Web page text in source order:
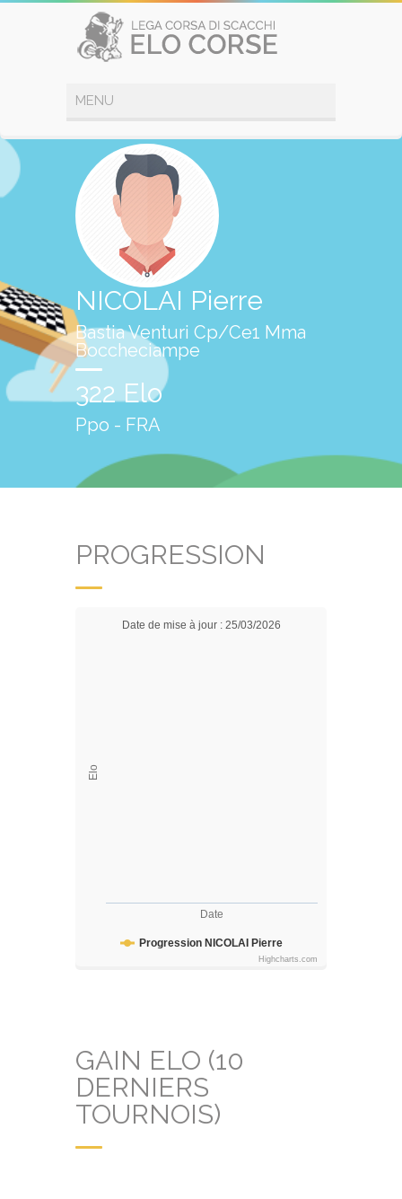
NICOLAI Pierre
Bastia Venturi Cp/Ce1 Mma
Boccheciampe
322 Elo
Ppo - FRA
PROGRESSION
Date
Elo
Date de mise à jour : 25/03/2026
Progression NICOLAI Pierre
Highcharts.com
GAIN ELO (10
DERNIERS
TOURNOIS)